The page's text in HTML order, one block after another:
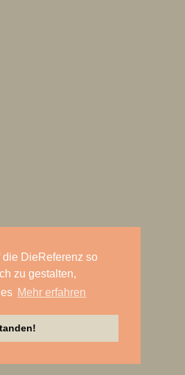
die DieReferenz so
zu gestalten,
Mehr erfahren